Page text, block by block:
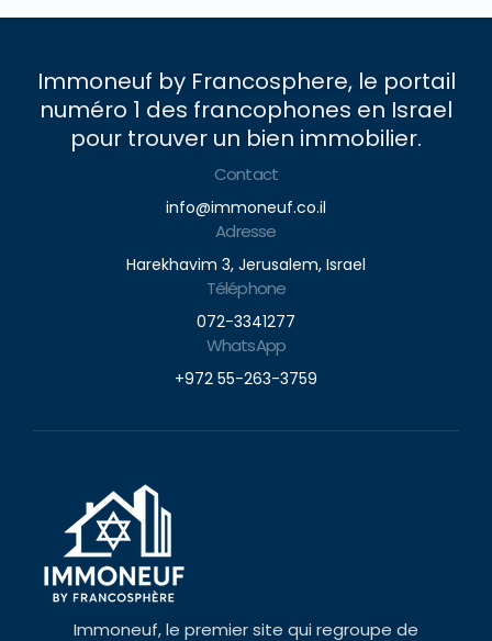
Immoneuf by Francosphere, le portail
numéro 1 des francophones en Israel
pour trouver un bien immobilier.
Contact
info@immoneuf.co.il
Adresse
Harekhavim 3, Jerusalem, Israel
Téléphone
072-3341277
WhatsApp
+972 55-263-3759
Immoneuf, le premier site qui regroupe de